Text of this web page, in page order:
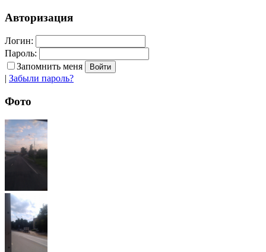
Авторизация
Логин:
Пароль:
Запомнить меня
| Забыли пароль?
Фото